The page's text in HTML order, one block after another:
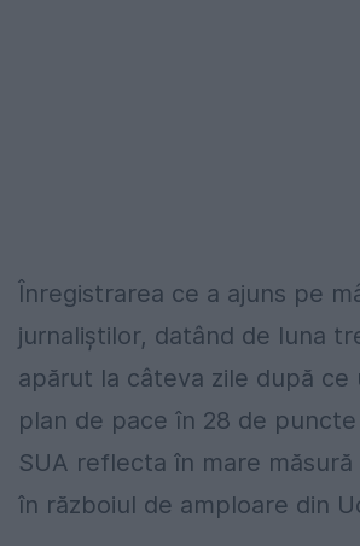
Înregistrarea ce a ajuns pe
jurnaliștilor, datând de luna
apărut la câteva zile după
plan de pace în 28 de
SUA reflecta în mare măsură
în războiul de amploare din